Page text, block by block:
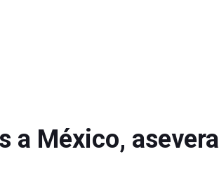
a México, asevera